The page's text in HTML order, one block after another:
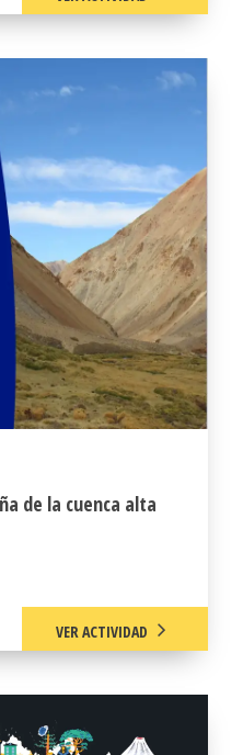
de la cuenca alta
VER ACTIVIDAD